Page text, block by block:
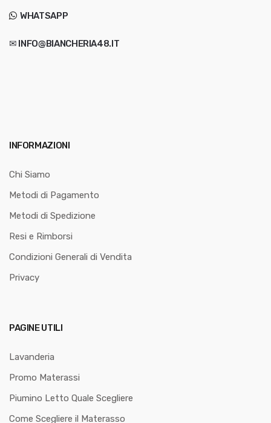
WHATSAPP
✉ INFO@BIANCHERIA48.IT
INFORMAZIONI
Chi Siamo
Metodi di Pagamento
Metodi di Spedizione
Resi e Rimborsi
Condizioni Generali di Vendita
Privacy
PAGINE UTILI
Lavanderia
Promo Materassi
Piumino Letto Quale Scegliere
Come Scegliere il Materasso